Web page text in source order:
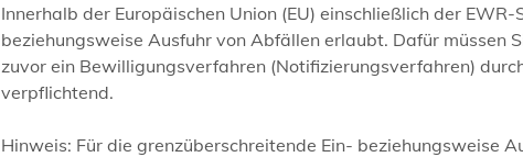
Innerhalb der Europäischen Union (EU) einschließlich der
beziehungsweise Ausfuhr von Abfällen erlaubt. Dafür müssen
zuvor ein Bewilligungsverfahren (Notifizierungsverfahren)
verpflichtend.
Hinweis: Für die grenzüberschreitende Ein- beziehungsweise